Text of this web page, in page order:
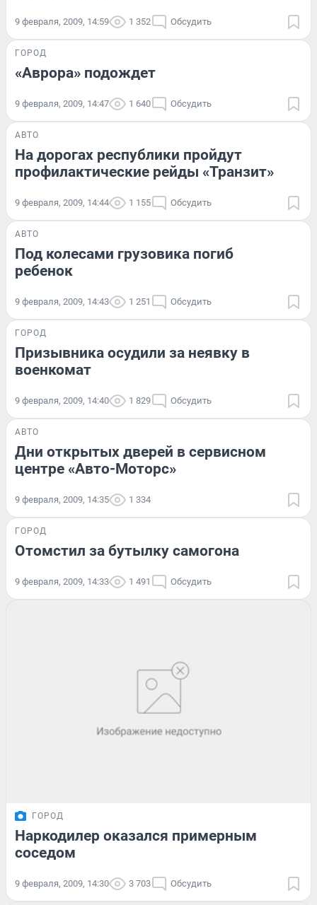
9 февраля, 2009, 14:59 1 352 Обсудить
ГОРОД
«Аврора» подождет
9 февраля, 2009, 14:47 1 640 Обсудить
АВТО
На дорогах республики пройдут
профилактические рейды «Транзит»
9 февраля, 2009, 14:44 1 155 Обсудить
АВТО
Под колесами грузовика погиб
ребенок
9 февраля, 2009, 14:43 1 251 Обсудить
ГОРОД
Призывника осудили за неявку в
военкомат
9 февраля, 2009, 14:40 1 829 Обсудить
АВТО
Дни открытых дверей в сервисном
центре «Авто-Моторс»
9 февраля, 2009, 14:35 1 334
ГОРОД
Отомстил за бутылку самогона
9 февраля, 2009, 14:33 1 491 Обсудить
ГОРОД
Наркодилер оказался примерным
соседом
9 февраля, 2009, 14:30 3 703 Обсудить